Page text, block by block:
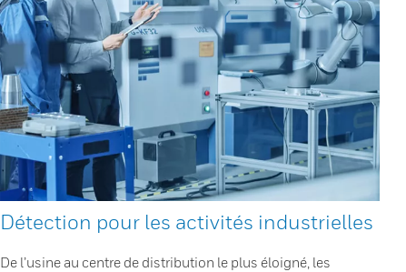
Détection pour les activités industrielles
De l’usine au centre de distribution le plus éloigné, les